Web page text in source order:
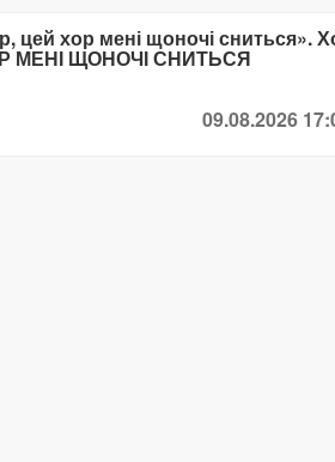
цей хор мені щоночі сниться».
МЕНІ ЩОНОЧІ СНИТЬСЯ
09.08.2026